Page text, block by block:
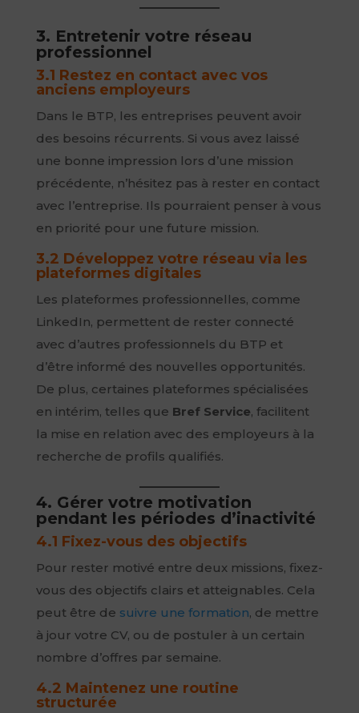
3. Entretenir votre réseau
professionnel
3.1 Restez en contact avec vos
anciens employeurs
Dans le BTP, les entreprises peuvent avoir
des besoins récurrents. Si vous avez laissé
une bonne impression lors d’une mission
précédente, n’hésitez pas à rester en contact
avec l’entreprise. Ils pourraient penser à vous
en priorité pour une future mission.
3.2 Développez votre réseau via les
plateformes digitales
Les plateformes professionnelles, comme
LinkedIn, permettent de rester connecté
avec d’autres professionnels du BTP et
d’être informé des nouvelles opportunités.
De plus, certaines plateformes spécialisées
en intérim, telles que Bref Service, facilitent
la mise en relation avec des employeurs à la
recherche de profils qualifiés.
4. Gérer votre motivation
pendant les périodes d’inactivité
4.1 Fixez-vous des objectifs
Pour rester motivé entre deux missions, fixez-
vous des objectifs clairs et atteignables. Cela
peut être de suivre une formation, de mettre
à jour votre CV, ou de postuler à un certain
nombre d’offres par semaine.
4.2 Maintenez une routine
structurée